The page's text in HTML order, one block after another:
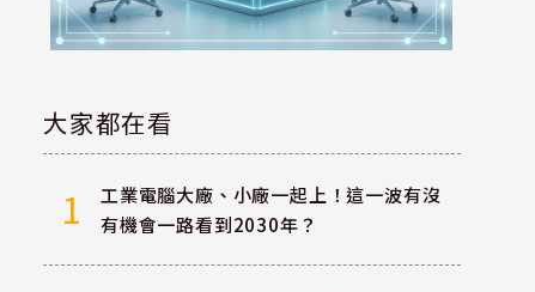
大家都在看
1
工業電腦大廠、小廠一起上！這一波有沒
有機會一路看到2030年？